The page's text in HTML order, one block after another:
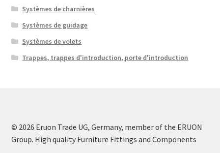
Cookies zu.
Systèmes de charnières
Systèmes de guidage
Systèmes de volets
Trappes, trappes d'introduction, porte d'introduction
© 2026 Eruon Trade UG, Germany, member of the ERUON
Group. High quality Furniture Fittings and Components